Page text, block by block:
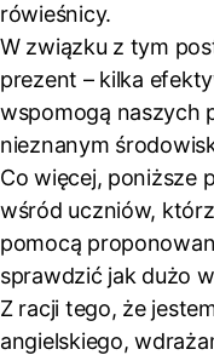
rówieśnicy.
W związku z tym
prezent – kilka
wspomogą naszych
nieznanym
Co więcej, poniższe
wśród uczniów,
pomocą
sprawdzić jak dużo
Z racji tego, że
angielskiego,